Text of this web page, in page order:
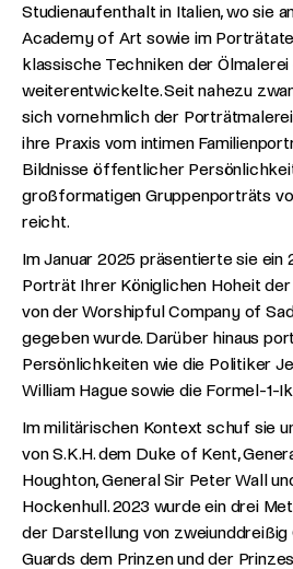
Studienaufenthalt in Italien, wo sie
Academy of Art sowie im
klassische Techniken der
weiterentwickelte. Seit nahezu
sich vornehmlich der
ihre Praxis vom intimen
Bildnisse öffentlicher
großformatigen Gruppenporträts
reicht.
Im Januar 2025 präsentierte sie ein
Porträt Ihrer Königlichen Hoheit der
von der Worshipful Company of
gegeben wurde. Darüber hinaus
Persönlichkeiten wie die Politiker
William Hague sowie die Formel-1-
Im militärischen Kontext schuf sie
von S.K.H. dem Duke of Kent,
Houghton, General Sir Peter Wall
Hockenhull. 2023 wurde ein drei
der Darstellung von
Guards dem Prinzen und der